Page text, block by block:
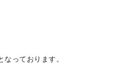
っております。